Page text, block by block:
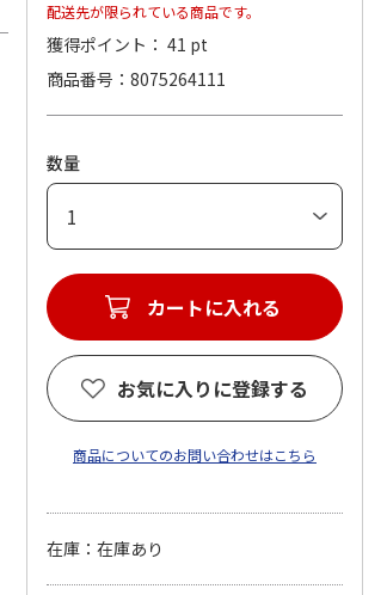
配送先が限られている商品です。
獲得ポイント： 41 pt
商品番号
8075264111
数量
カートに入れる
お気に入りに登録する
商品についてのお問い合わせはこちら
在庫：在庫あり